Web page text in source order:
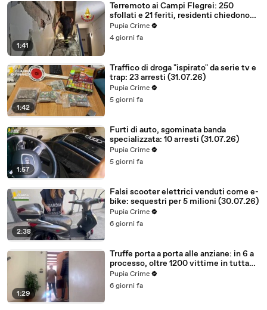
1:41
Terremoto ai Campi Flegrei: 250
sfollati e 21 feriti, residenti chiedono
certezze sul futuro (01.08.26)
Pupia Crime
4 giorni fa
1:42
Traffico di droga "ispirato" da serie tv e
trap: 23 arresti (31.07.26)
Pupia Crime
5 giorni fa
1:57
Furti di auto, sgominata banda
specializzata: 10 arresti (31.07.26)
Pupia Crime
5 giorni fa
2:38
Falsi scooter elettrici venduti come e-
bike: sequestri per 5 milioni (30.07.26)
Pupia Crime
6 giorni fa
1:29
Truffe porta a porta alle anziane: in 6 a
processo, oltre 1200 vittime in tutta
Italia (30.07.26)
Pupia Crime
6 giorni fa